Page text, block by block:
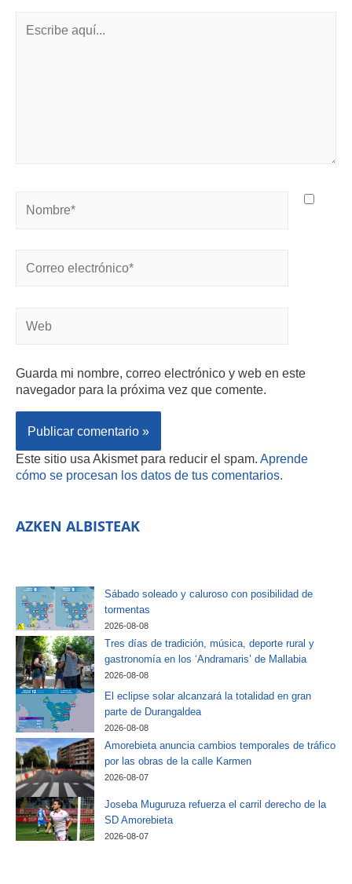
Guarda mi nombre, correo electrónico y web en este
navegador para la próxima vez que comente.
Este sitio usa Akismet para reducir el spam. Aprende
cómo se procesan los datos de tus comentarios.
AZKEN ALBISTEAK
Sábado soleado y caluroso con posibilidad de
tormentas
2026-08-08
Tres días de tradición, música, deporte rural y
gastronomía en los ‘Andramaris’ de Mallabia
2026-08-08
El eclipse solar alcanzará la totalidad en gran
parte de Durangaldea
2026-08-08
Amorebieta anuncia cambios temporales de tráfico
por las obras de la calle Karmen
2026-08-07
Joseba Muguruza refuerza el carril derecho de la
SD Amorebieta
2026-08-07